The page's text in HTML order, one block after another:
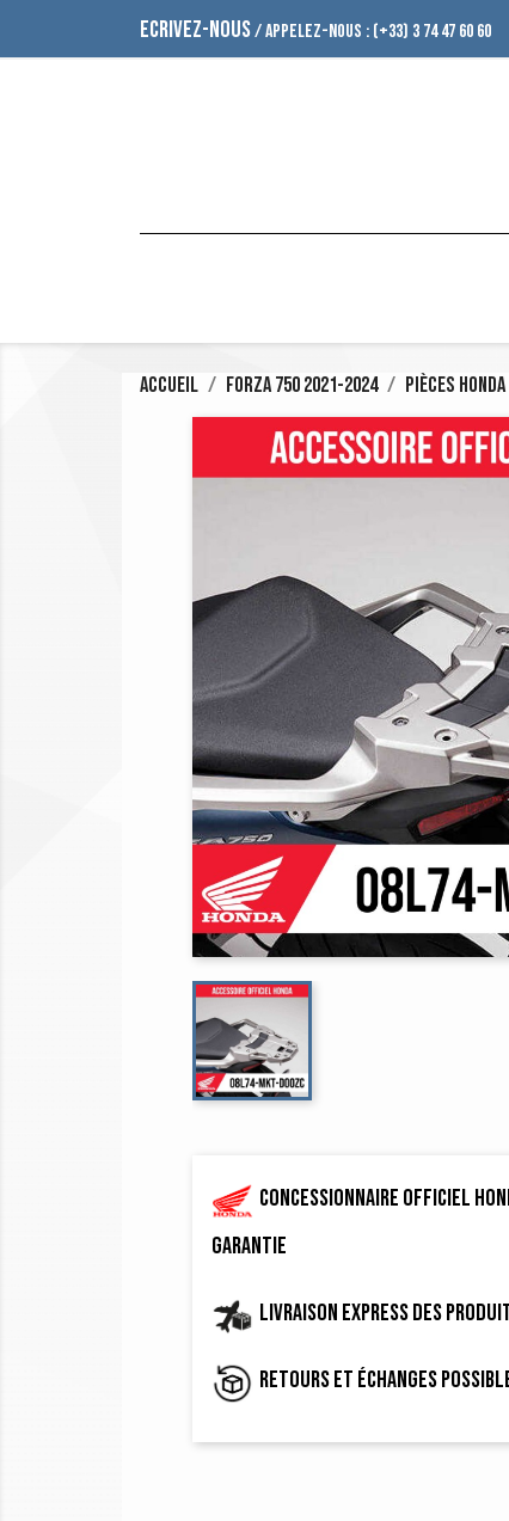
ECRIVEZ-NOUS/ APPELEZ-NOUS : (+33) 3 74 47 60 60
Accueil Forza 750 2021-2024 Pièces Honda
Concessionnaire officiel
garantie
Livraison express des
Retours et échanges